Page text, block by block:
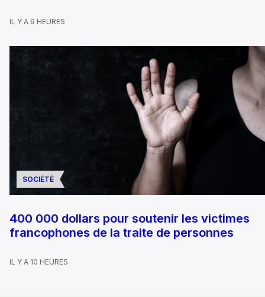
IL Y A 9 HEURES
SOCIÉTÉ
400 000 dollars pour soutenir les victimes
francophones de la traite de personnes
IL Y A 10 HEURES